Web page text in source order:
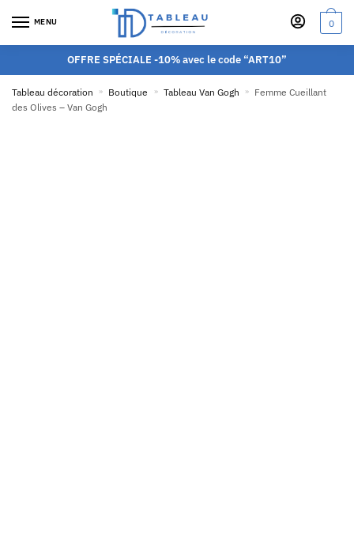
MENU 0
OFFRE SPÉCIALE -10% avec le code “ART10”
Tableau décoration » Boutique » Tableau Van Gogh »
Femme Cueillant
des Olives – Van Gogh